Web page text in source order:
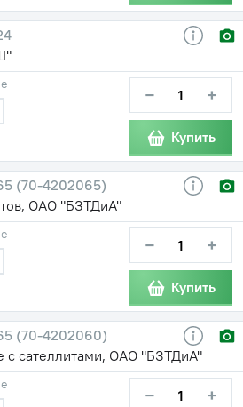
− +
Купить
(70-4202065)
ОАО "БЗТДиА"
− +
Купить
(70-4202060)
с сателлитами, ОАО "БЗТДиА"
− +